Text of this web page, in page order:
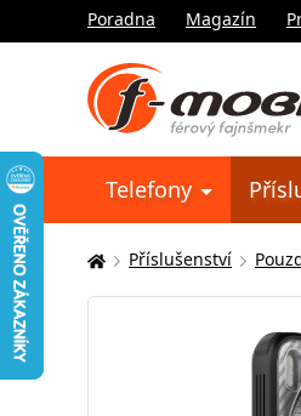
Poradna Magazín
Telefony
Zde
se
Příslušenství